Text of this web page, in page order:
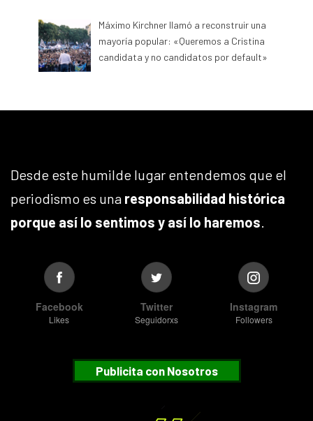
Máximo Kirchner llamó a reconstruir una
mayoría popular: «Queremos a Cristina
candidata y no candidatos por default»
Desde este humilde lugar entendemos que el
periodismo es una responsabilidad histórica
porque así lo sentimos y así lo haremos.
Facebook
Likes
Twitter
Seguidorxs
Instagram
Followers
Publicita con Nosotros